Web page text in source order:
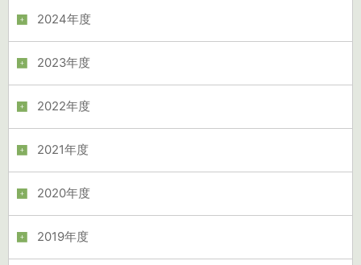
2024年度
2023年度
2022年度
2021年度
2020年度
2019年度